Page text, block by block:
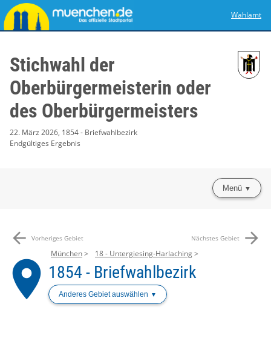
Wahlamt
Stichwahl der
Oberbürgermeisterin oder
des Oberbürgermeisters
22. März 2026, 1854 - Briefwahlbezirk
Endgültiges Ergebnis
Menü
arrow_back Vorheriges Gebiet Nächstes Gebiet arrow_forward
place
München 18 - Untergiesing-Harlaching
1854 - Briefwahlbezirk
Anderes Gebiet auswählen